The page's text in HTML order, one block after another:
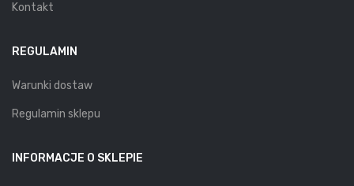
Kontakt
REGULAMIN
Warunki dostaw
Regulamin sklepu
INFORMACJE O SKLEPIE